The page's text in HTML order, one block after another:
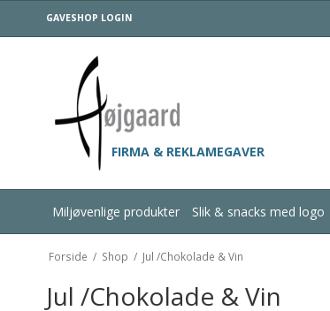
GAVESHOP LOGIN
FIRMA & REKLAMEGAVER
Miljøvenlige produkter Slik & snacks med logo
Forside / Shop / Jul /Chokolade & Vin
Jul /Chokolade & Vin